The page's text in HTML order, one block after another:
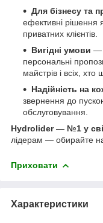
Для бізнесу та
ефективні рішення
приватних клієнтів.
Вигідні умови —
персональні
майстрів і всіх, хто
Надійність на
звернення до
обслуговування.
Hydrolider — №1 у
лідерам — обирайте
Приховати
Характеристики